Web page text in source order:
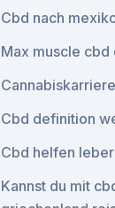
Cbd nach
Max muscle cbd
Cbd definition
Cbd helfen
Kannst du mit